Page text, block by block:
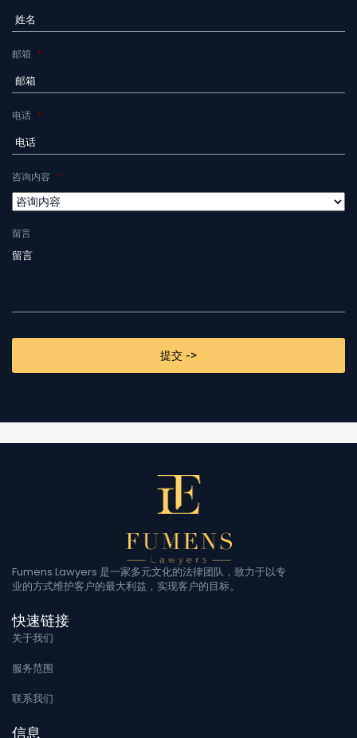
邮箱 *
电话 *
咨询内容 *
留言
Fumens Lawyers 是一家多元文化的法律团队，致力于以专
业的方式维护客户的最大利益，实现客户的目标。
快速链接
关于我们
服务范围
联系我们
信息